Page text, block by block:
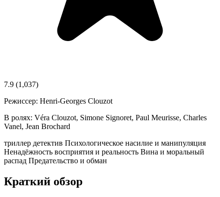
7.9 (1,037)
Режиссер: Henri-Georges Clouzot
В ролях: Véra Clouzot, Simone Signoret, Paul Meurisse, Charles
Vanel, Jean Brochard
триллер детектив Психологическое насилие и манипуляция
Ненадёжность восприятия и реальность Вина и моральный
распад Предательство и обман
Краткий обзор